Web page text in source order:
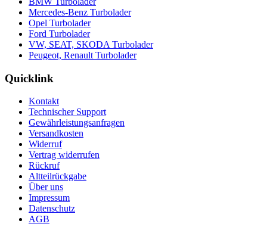
Mercedes-Benz Turbolader
Opel Turbolader
Ford Turbolader
VW, SEAT, SKODA Turbolader
Peugeot, Renault Turbolader
Quicklink
Kontakt
Technischer Support
Gewährleistungsanfragen
Versandkosten
Widerruf
Vertrag widerrufen
Rückruf
Altteilrückgabe
Über uns
Impressum
Datenschutz
AGB